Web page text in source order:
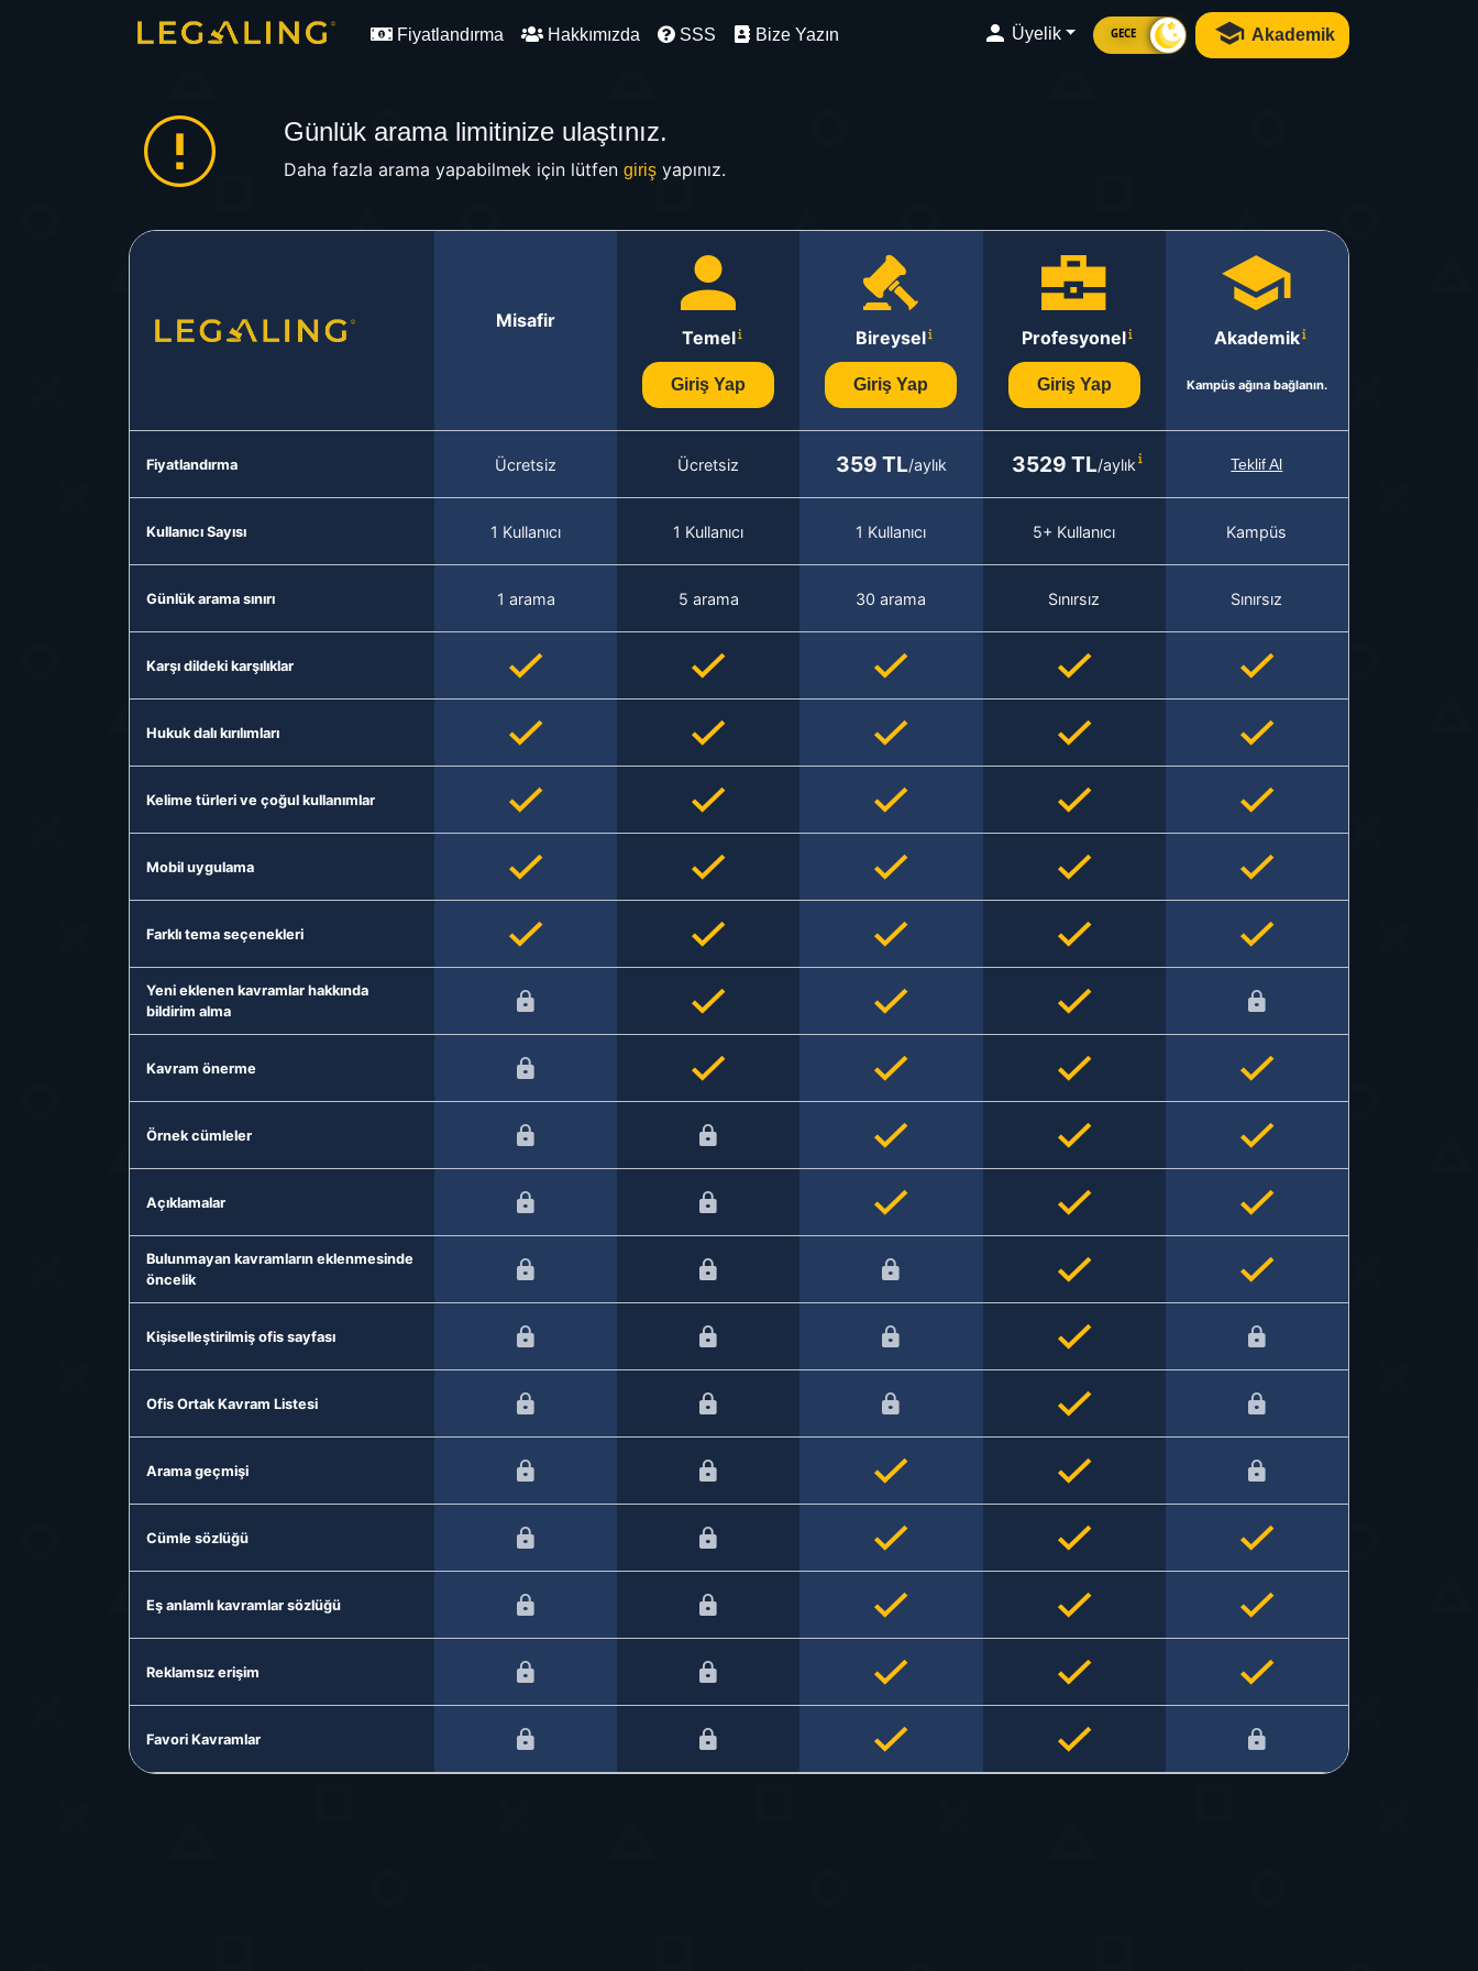
Fiyatlandırma Hakkımızda SSS Bize Yazın Üyelik GECE Akademik
Günlük arama limitinize ulaştınız.
Daha fazla arama yapabilmek için lütfen girişyapınız.
Misafir
Temel
Giriş Yap
Bireysel
Giriş Yap
Profesyonel
Giriş Yap
Akademik
Kampüs ağına bağlanın.
Fiyatlandırma Ücretsiz Ücretsiz 359 TL/aylık 3529 TL/aylık Teklif Al
Kullanıcı Sayısı 1 Kullanıcı 1 Kullanıcı 1 Kullanıcı 5+ Kullanıcı Kampüs
Günlük arama sınırı 1 arama 5 arama 30 arama Sınırsız Sınırsız
Karşı dildeki karşılıklar
Hukuk dalı kırılımları
Kelime türleri ve çoğul kullanımlar
Mobil uygulama
Farklı tema seçenekleri
Yeni eklenen kavramlar hakkında
bildirim alma
Kavram önerme
Örnek cümleler
Açıklamalar
Bulunmayan kavramların eklenmesinde
öncelik
Kişiselleştirilmiş ofis sayfası
Ofis Ortak Kavram Listesi
Arama geçmişi
Cümle sözlüğü
Eş anlamlı kavramlar sözlüğü
Reklamsız erişim
Favori Kavramlar